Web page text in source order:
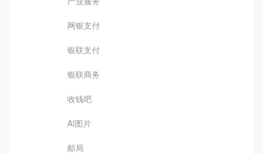
网银支付
银联支付
银联商务
收钱吧
AI图片
邮局